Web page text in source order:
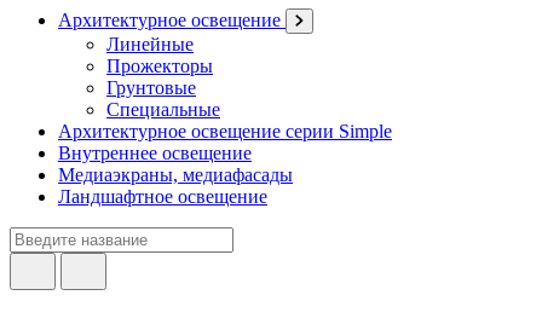
Архитектурное освещение
Линейные
Прожекторы
Грунтовые
Специальные
Архитектурное освещение серии Simple
Внутреннее освещение
Медиаэкраны, медиафасады
Ландшафтное освещение